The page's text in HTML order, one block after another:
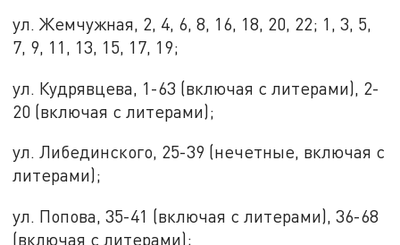
ул. Жемчужная, 2, 4, 6, 8, 16, 18, 20, 22; 1, 3, 5,
7, 9, 11, 13, 15, 17, 19;
ул. Кудрявцева, 1-63 (включая с литерами), 2-
20 (включая с литерами);
ул. Либединского, 25-39 (нечетные, включая с
литерами);
ул. Попова, 35-41 (включая с литерами), 36-68
(включая с литерами);